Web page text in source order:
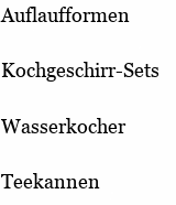
Auflaufformen
Kochgeschirr-Sets
Wasserkocher
Teekannen